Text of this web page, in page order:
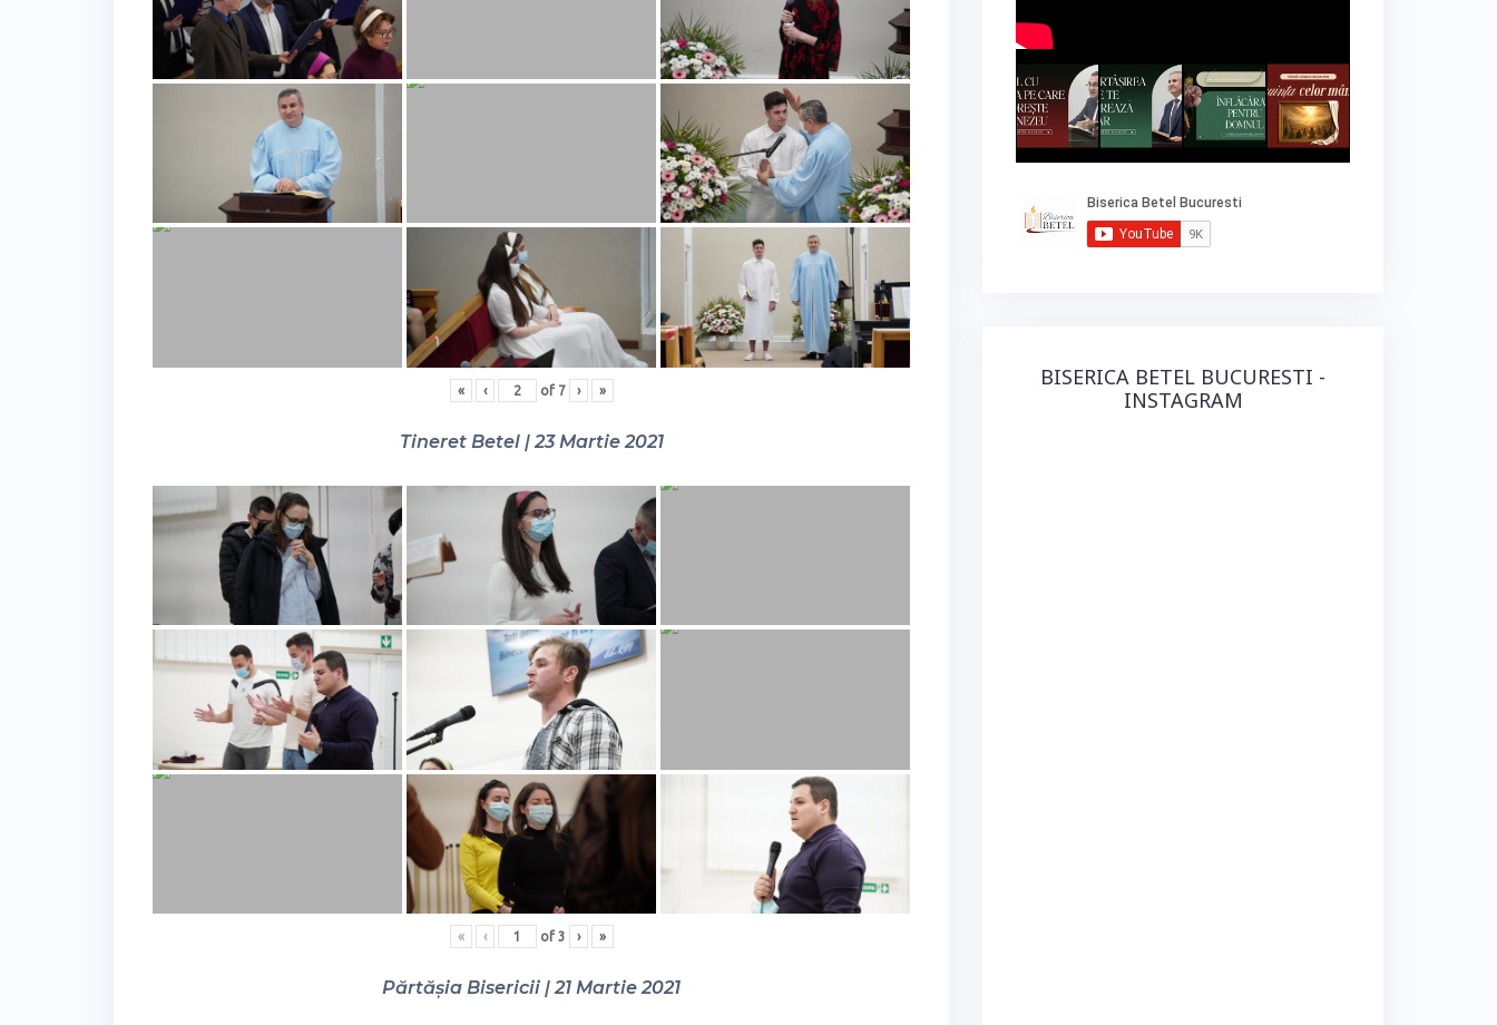
« ‹ of 7 › »
Tineret Betel | 23 Martie 2021
« ‹ of 3 › »
Părtășia Bisericii | 21 Martie 2021
BISERICA BETEL BUCURESTI -
INSTAGRAM